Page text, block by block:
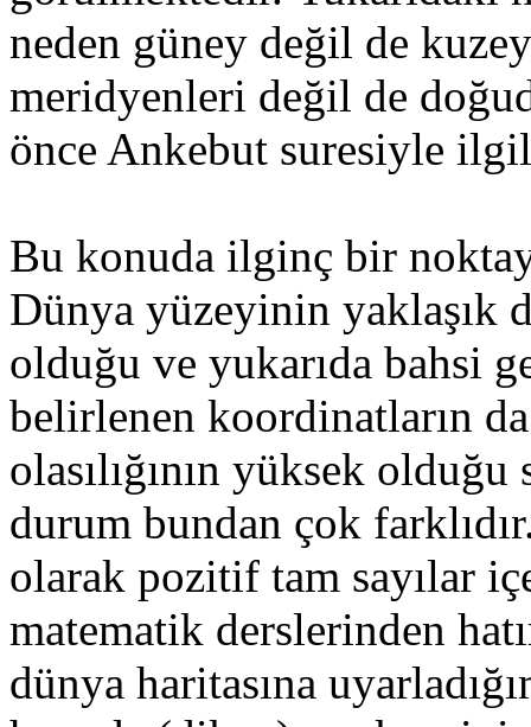
neden güney değil de
meridyenleri değil de
önce Ankebut suresiyle
Bu konuda ilginç bir
Dünya yüzeyinin yaklaşık
olduğu ve yukarıda bahsi
belirlenen koordinatların
olasılığının yüksek
durum bundan çok
olarak pozitif tam sayılar
matematik derslerinden
dünya haritasına